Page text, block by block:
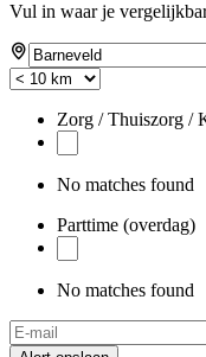
Vul in waar je
Zorg / Thuiszorg /
No matches found
Parttime (overdag)
No matches found